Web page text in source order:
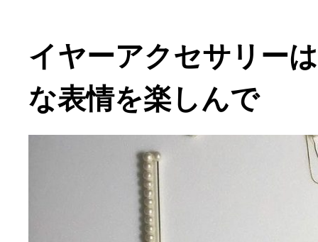
イヤーアクセサリー
な表情を楽しんで